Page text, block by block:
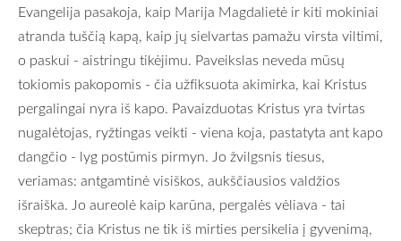
Evangelija pasakoja, kaip Marija Magdalietė ir kiti mokiniai
atranda tuščią kapą, kaip jų sielvartas pamažu virsta viltimi,
o paskui - aistringu tikėjimu. Paveikslas neveda mūsų
tokiomis pakopomis - čia užfiksuota akimirka, kai Kristus
pergalingai nyra iš kapo. Pavaizduotas Kristus yra tvirtas
nugalėtojas, ryžtingas veikti - viena koja, pastatyta ant kapo
dangčio - lyg postūmis pirmyn. Jo žvilgsnis tiesus,
veriamas: antgamtinė visiškos, aukščiausios valdžios
išraiška. Jo aureolė kaip karūna, pergalės vėliava - tai
skeptras; čia Kristus ne tik iš mirties persikelia į gyvenimą,